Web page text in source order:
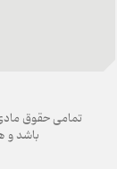
تمامی حقوق
باشد و